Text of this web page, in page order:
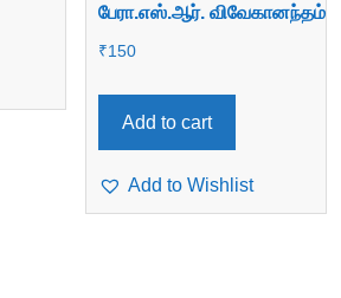
பேரா.எஸ்.ஆர். விவேகானந்தம்
₹150
Add to cart
Add to Wishlist